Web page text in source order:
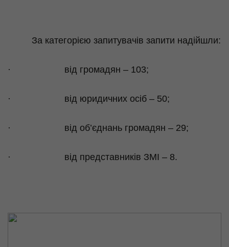
За категорією запитувачів запити надійшли:
· від громадян – 103;
· від юридичних осіб – 50;
· від об’єднань громадян – 29;
· від представників ЗМІ – 8.